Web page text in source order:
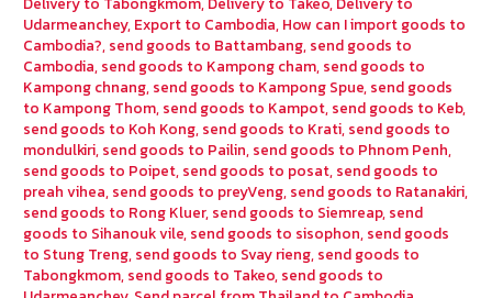
Udarmeanchey, Export to Cambodia, How can I import goods to
Cambodia?, send goods to Battambang, send goods to
Cambodia, send goods to Kampong cham, send goods to
Kampong chnang, send goods to Kampong Spue, send goods
to Kampong Thom, send goods to Kampot, send goods to Keb,
send goods to Koh Kong, send goods to Krati, send goods to
mondulkiri, send goods to Pailin, send goods to Phnom Penh,
send goods to Poipet, send goods to posat, send goods to
preah vihea, send goods to preyVeng, send goods to Ratanakiri,
send goods to Rong Kluer, send goods to Siemreap, send
goods to Sihanouk vile, send goods to sisophon, send goods
to Stung Treng, send goods to Svay rieng, send goods to
Tabongkmom, send goods to Takeo, send goods to